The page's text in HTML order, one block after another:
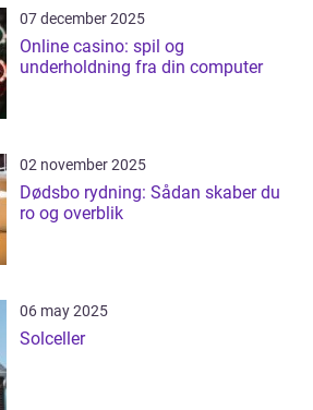
07 december 2025
Online casino: spil og
underholdning fra din computer
02 november 2025
Dødsbo rydning: Sådan skaber du
ro og overblik
06 may 2025
Solceller